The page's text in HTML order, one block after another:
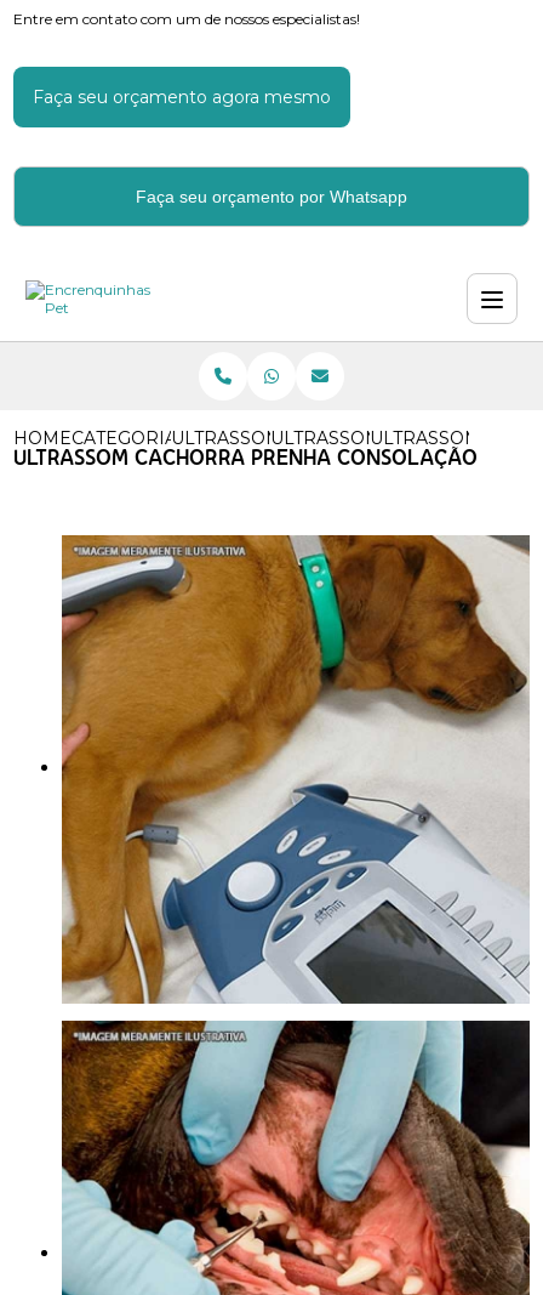
Entre em contato com um de nossos especialistas!
Faça seu orçamento agora mesmo
Faça seu orçamento por Whatsapp
HOMECATEGORIASULTRASSOM EM CACHORROS
ULTRASSOM DE CACHORRO
ULTRASSOM
ULTRASSOM CACHORRA PRENHA CONSOLAÇÃO